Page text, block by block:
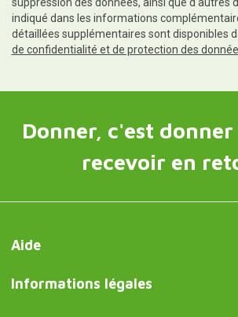
indiqué dans les informations
détaillées supplémentaires sont disponibles
de confidentialité et de protection des
Donner, c'est donner
recevoir en
Aide
Informations légales